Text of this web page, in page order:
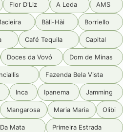
Flor D'Liz A Leda AMS
Bàli-Hài Borriello
Café Tequila Capital
Doces da Vovó Dom de Minas
Fazenda Bela Vista
Inca Ipanema Jamming
Mangarosa Maria Maria Olibi
Mata Primeira Estrada